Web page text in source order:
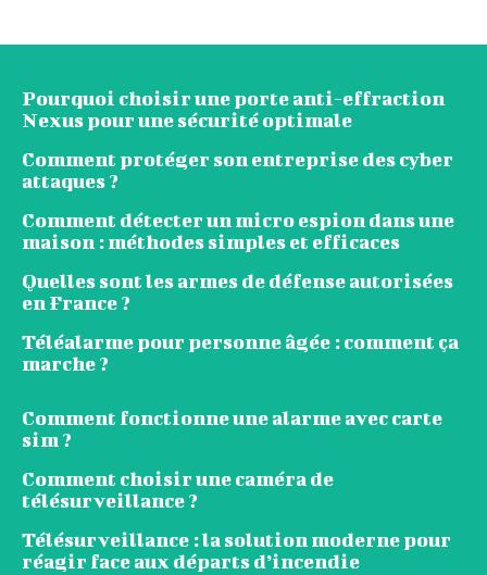
Pourquoi choisir une porte anti-effraction
Nexus pour une sécurité optimale
Comment protéger son entreprise des cyber
attaques ?
Comment détecter un micro espion dans une
maison : méthodes simples et efficaces
Quelles sont les armes de défense autorisées
en France ?
Téléalarme pour personne âgée : comment ça
marche ?
Comment fonctionne une alarme avec carte
sim ?
Comment choisir une caméra de
télésurveillance ?
Télésurveillance : la solution moderne pour
réagir face aux départs d’incendie